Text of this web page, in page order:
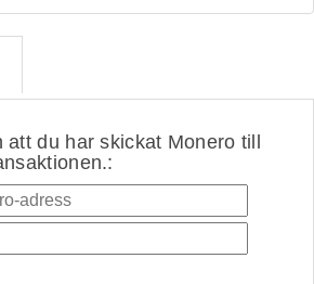
du har skickat Monero till